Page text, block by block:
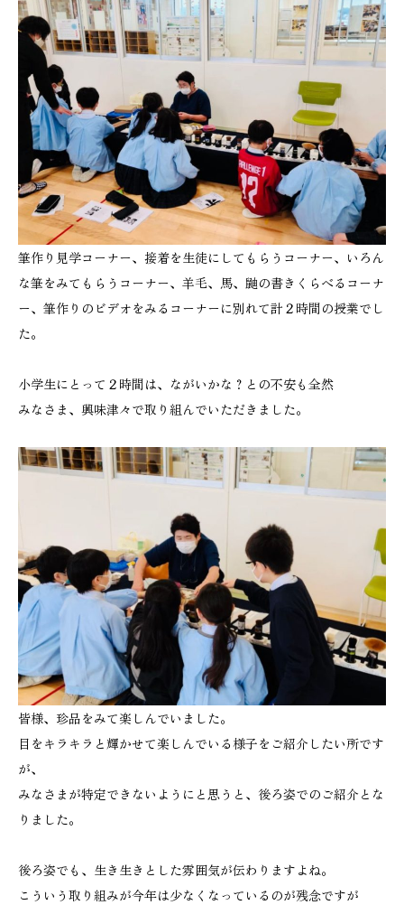
筆作り見学コーナー、接着を生徒にしてもらうコーナー、いろん
な筆をみてもらうコーナー、羊毛、馬、鼬の書きくらべるコーナ
ー、筆作りのビデオをみるコーナーに別れて計２時間の授業でし
た。
小学生にとって２時間は、ながいかな？との不安も全然
みなさま、興味津々で取り組んでいただきました。
皆様、珍品をみて楽しんでいました。
目をキラキラと輝かせて楽しんでいる様子をご紹介したい所です
が、
みなさまが特定できないようにと思うと、後ろ姿でのご紹介とな
りました。
後ろ姿でも、生き生きとした雰囲気が伝わりますよね。
こういう取り組みが今年は少なくなっているのが残念ですが